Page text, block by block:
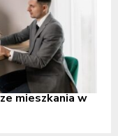
mieszkania w